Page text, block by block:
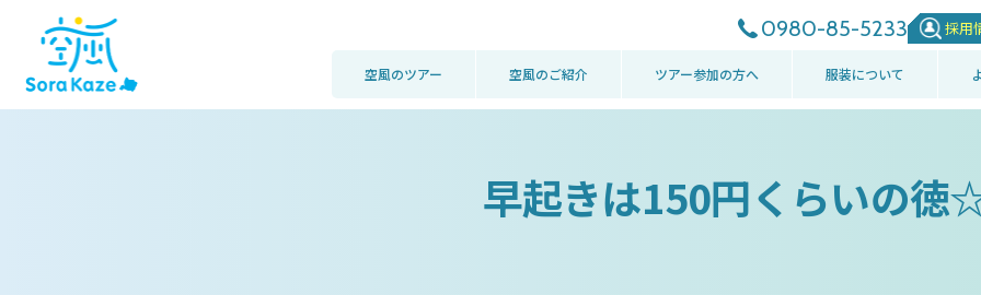
0980-85-5233 採用
空風のツアー 空風のご紹介 ツアー参加の方へ 服装について
早起きは150円くらいの徳